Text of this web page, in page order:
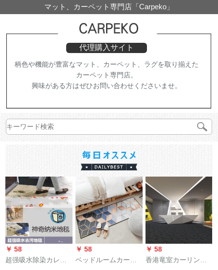
マット、カーペット専門店「Carpeko」
代理購入サイト
柄色や機能が豊富なマット、カーペット、ラグを取り揃えた
カーペット専門店。
興味がある方はぜひお問い合わせくださいませ。
￥ 58
超强吸水除染カレー
￥ 58
ベッドルームカーン
￥ 58
香港竜室カーリング